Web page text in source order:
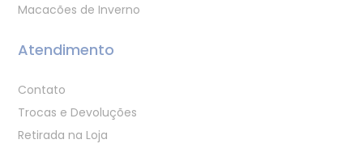
Macacões de Inverno
Atendimento
Contato
Trocas e Devoluções
Retirada na Loja